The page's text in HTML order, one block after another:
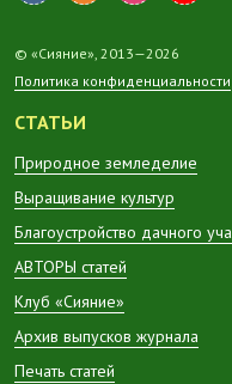
© «Сияние», 2013—2026
Политика конфиденциальности
СТАТЬИ
Природное земледелие
Выращивание культур
Благоустройство дачного
АВТОРЫ статей
Клуб «Сияние»
Архив выпусков журнала
Печать статей